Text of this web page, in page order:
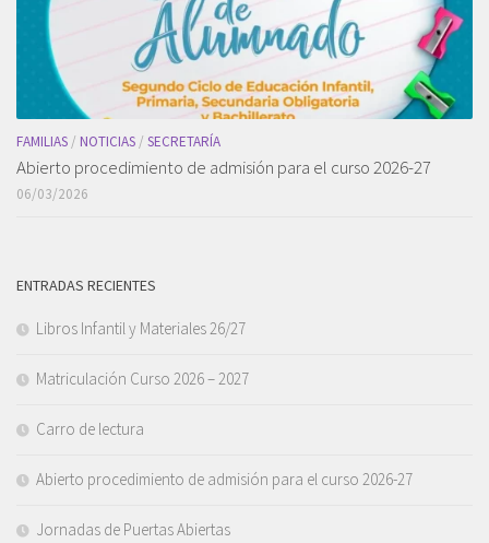
FAMILIAS / NOTICIAS / SECRETARÍA
Abierto procedimiento de admisión para el curso 2026-27
06/03/2026
ENTRADAS RECIENTES
Libros Infantil y Materiales 26/27
Matriculación Curso 2026 – 2027
Carro de lectura
Abierto procedimiento de admisión para el curso 2026-27
Jornadas de Puertas Abiertas